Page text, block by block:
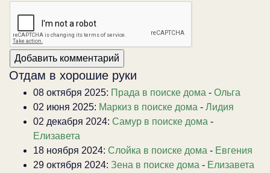
Отдам в хорошие руки
08 октября 2025: Прада в поиске дома - Ольга
02 июня 2025: Маркиз в поиске дома - Лидия
02 декабря 2024: Самур в поиске дома -
Елизавета
18 ноября 2024: Слойка в поиске дома - Евгения
29 октября 2024: Зена в поиске дома - Елизавета